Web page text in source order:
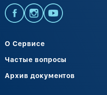
О Сервисе
Частые вопросы
Архив документов